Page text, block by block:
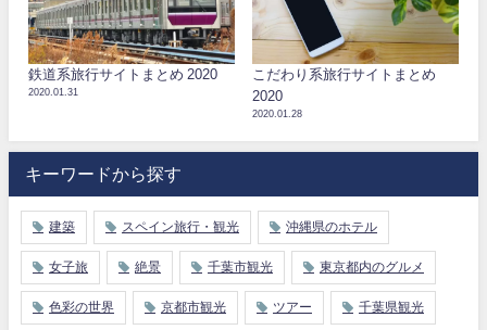
鉄道系旅行サイトまとめ 2020
2020.01.31
こだわり系旅行サイトまとめ
2020
2020.01.28
キーワードから探す
建築 スペイン旅行・観光 沖縄県のホテル
女子旅 絶景 千葉市観光 東京都内のグルメ
色彩の世界 京都市観光 ツアー 千葉県観光